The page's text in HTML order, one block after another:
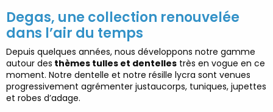
Degas, une collection renouvelée
dans l’air du temps
Depuis quelques années, nous développons notre gamme
autour des thèmes tulles et dentelles très en vogue en ce
moment. Notre dentelle et notre résille lycra sont venues
progressivement agrémenter justaucorps, tuniques, jupettes
et robes d’adage.